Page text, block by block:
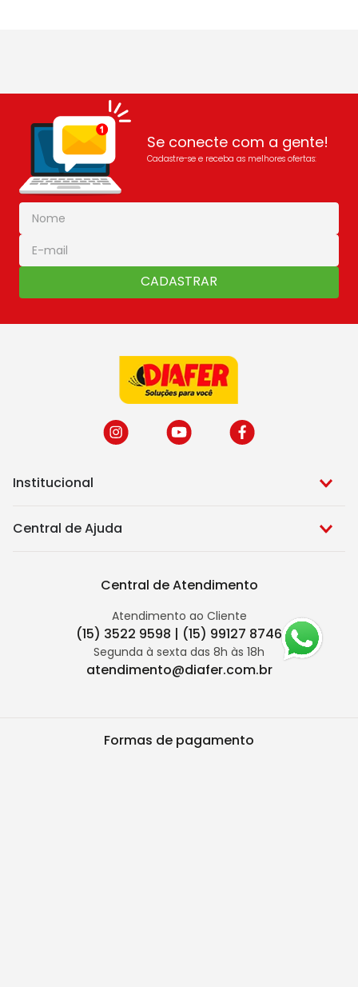
Se conecte com a gente!
Cadastre-se e receba as melhores ofertas:
CADASTRAR
Institucional
Central de Ajuda
Central de Atendimento
Atendimento ao Cliente
(15) 3522 9598 | (15) 99127 8746
Segunda à sexta das 8h às 18h
atendimento@diafer.com.br
Formas de pagamento